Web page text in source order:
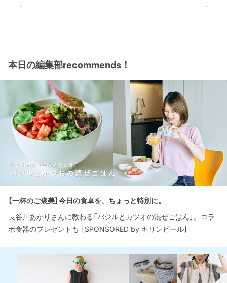
本日の編集部recommends！
【一杯のご褒美】今日の食卓を、ちょっと特別に。
長谷川あかりさんに教わる「バジルとカツオの混ぜごはん」。コラ
ボ食器のプレゼントも ［SPONSORED by キリンビール］